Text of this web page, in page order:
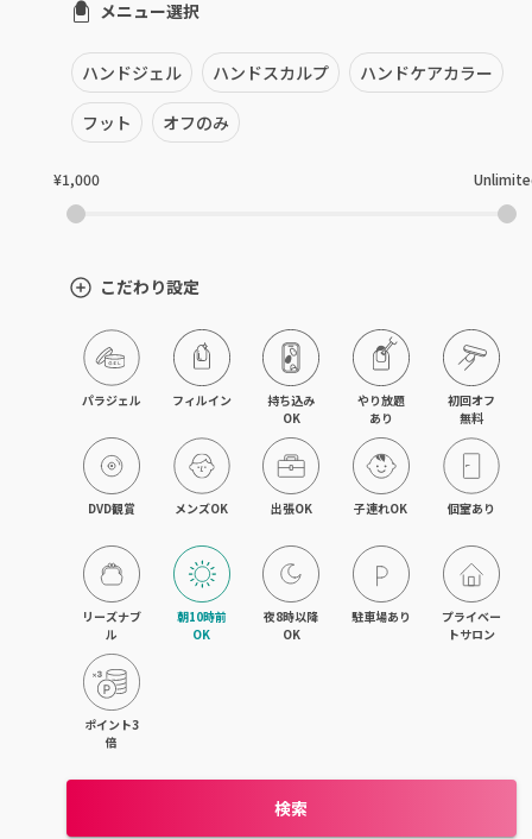
戸田
川越・本川越
ふじみ野・鶴瀬・上福岡
所沢・小手指
飯能・東飯能
春日部・岩槻
熊谷・行田
坂戸・若葉・鶴ヶ島
上尾・桶川・鴻巣
久喜・幸手・蓮田
メニュー選択
ハンドジェル ハンドスカルプ ハンドケアカラー
フット オフのみ
¥1,000
こだわり設定
パラジェル フィルイン
持ち込み
OK
やり放題
あり
初回オフ
無料
DVD観賞 メンズOK 出張OK 子連れOK 個室あり
リーズナブ
ル
朝10時前
OK
夜8時以降
OK
駐車場あり
プライベー
トサロン
ポイント3
倍
検索